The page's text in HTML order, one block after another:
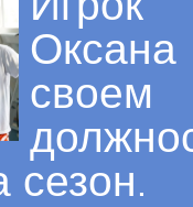
сезон.